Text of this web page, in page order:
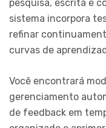
pesquisa, escrita e
sistema incorpora
refinar
curvas de
Você encontrará
gerenciamento
de feedback em